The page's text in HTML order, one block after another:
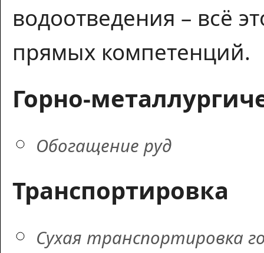
водоотведения – всё
прямых компетенций.
Горно-
Обогащение руд
Транспортировка
Сухая транспортировка